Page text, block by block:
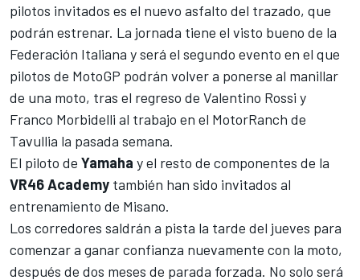
pilotos invitados es el nuevo asfalto del trazado, que
podrán estrenar. La jornada tiene el visto bueno de la
Federación Italiana y será el segundo evento en el que
pilotos de MotoGP podrán volver a ponerse al manillar
de una moto, tras el regreso de Valentino Rossi y
Franco Morbidelli al trabajo en el MotorRanch de
Tavullia la pasada semana.
El piloto de Yamaha y el resto de componentes de la
VR46 Academy también han sido invitados al
entrenamiento de Misano.
Los corredores saldrán a pista la tarde del jueves para
comenzar a ganar confianza nuevamente con la moto,
después de dos meses de parada forzada. No solo será